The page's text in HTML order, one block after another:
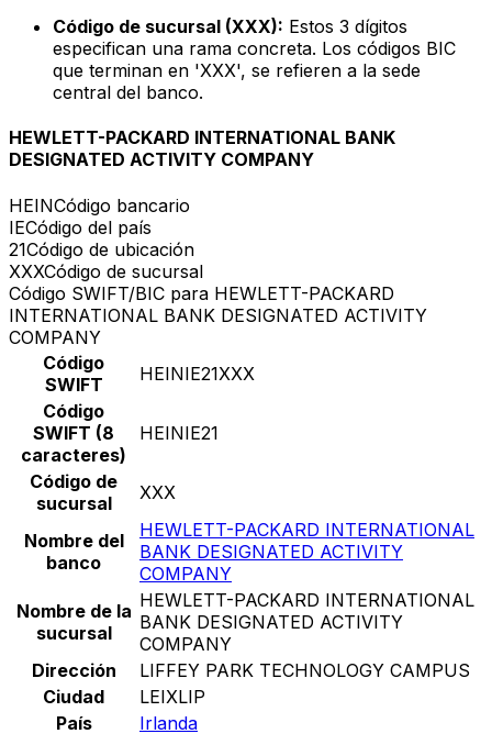
Código de sucursal (XXX): Estos 3 dígitos
especifican una rama concreta. Los códigos BIC
que terminan en 'XXX', se refieren a la sede
central del banco.
HEWLETT-PACKARD INTERNATIONAL BANK
DESIGNATED ACTIVITY COMPANY
HEINCódigo bancario
IECódigo del país
21Código de ubicación
XXXCódigo de sucursal
Código SWIFT/BIC para HEWLETT-PACKARD
INTERNATIONAL BANK DESIGNATED ACTIVITY
COMPANY
Código
SWIFT
HEINIE21XXX
Código
SWIFT (8
caracteres)
HEINIE21
Código de
sucursal
XXX
Nombre del
banco
HEWLETT-PACKARD INTERNATIONAL
BANK DESIGNATED ACTIVITY
COMPANY
Nombre de la
sucursal
HEWLETT-PACKARD INTERNATIONAL
BANK DESIGNATED ACTIVITY
COMPANY
Dirección
LIFFEY PARK TECHNOLOGY CAMPUS
Ciudad
LEIXLIP
País
Irlanda